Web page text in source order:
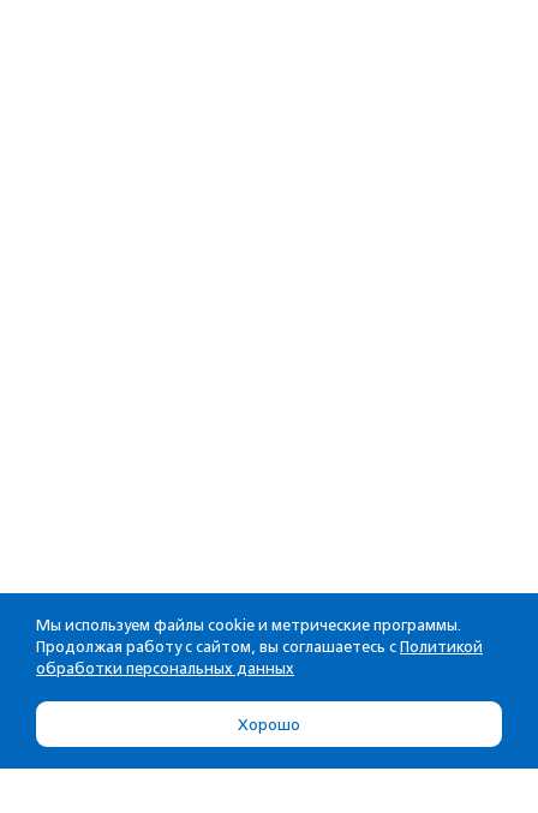
Мы используем файлы cookie и метрические программы.
Продолжая работу с сайтом, вы соглашаетесь с Политикой
обработки персональных данных
Хорошо